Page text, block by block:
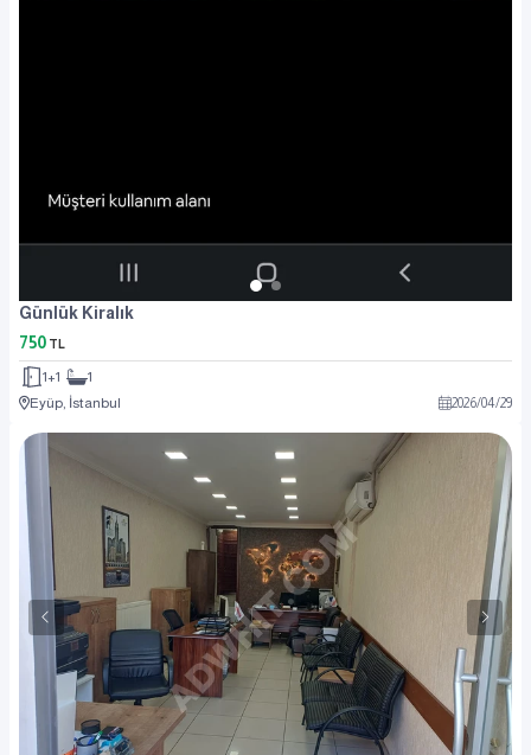
Günlük Kiralık
750 TL
1+1
1
Eyüp, İstanbul
2026/04/29